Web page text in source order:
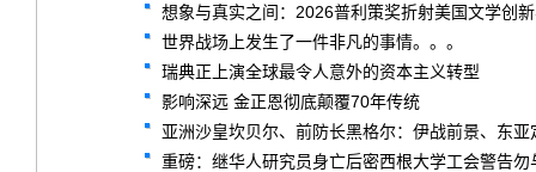
想象与真实之间：2026普利策奖折射美国文学创
世界战场上发生了一件非凡的事情。。。
瑞典正上演全球最令人意外的资本主义转型
影响深远 金正恩彻底颠覆70年传统
亚洲沙皇坎贝尔、前防长黑格尔：伊战前景、东亚
重磅：继华人研究员身亡后密西根大学工会警告勿